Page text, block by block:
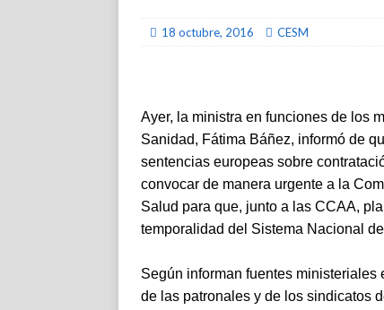
18 octubre, 2016 CESM
Ayer, la ministra en funciones de los
Sanidad, Fátima Báñez, informó de
sentencias europeas sobre
convocar de manera urgente a la
Salud para que, junto a las CCAA,
temporalidad del Sistema Nacional
Según informan fuentes ministeriales
de las patronales y de los sindicatos